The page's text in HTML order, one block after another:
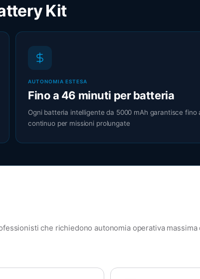
Kit
AUTONOMIA ESTESA
Fino a 46 minuti per batteria
Ogni batteria intelligente da 5000 mAh garantisce fino
continuo per missioni prolungate
che richiedono autonomia operativa